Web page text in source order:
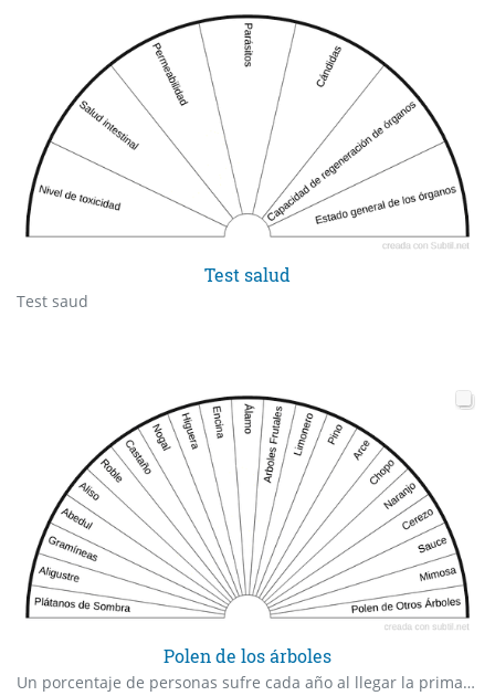
Test salud
Test saud
Polen de los árboles
Un porcentaje de personas sufre cada año al llegar la primavera el polen a las gramíneas y a los árboles principalmente, mediante molestas alergias. Mostramos las más corrientes. En Otros Árboles se suponen el resto incalculable de Árboles.